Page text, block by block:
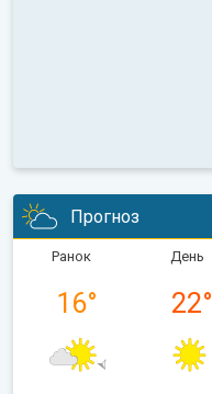
Прогноз
Ранок
16°
День
22°